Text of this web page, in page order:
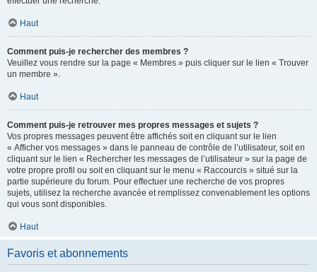
Haut
Comment puis-je rechercher des membres ?
Veuillez vous rendre sur la page « Membres » puis cliquer sur le lien « Trouver
un membre ».
Haut
Comment puis-je retrouver mes propres messages et sujets ?
Vos propres messages peuvent être affichés soit en cliquant sur le lien
« Afficher vos messages » dans le panneau de contrôle de l’utilisateur, soit en
cliquant sur le lien « Rechercher les messages de l’utilisateur » sur la page de
votre propre profil ou soit en cliquant sur le menu « Raccourcis » situé sur la
partie supérieure du forum. Pour effectuer une recherche de vos propres
sujets, utilisez la recherche avancée et remplissez convenablement les options
qui vous sont disponibles.
Haut
Favoris et abonnements